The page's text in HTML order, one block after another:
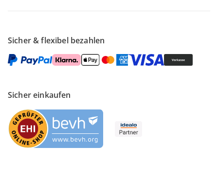
Sicher & flexibel bezahlen
Sicher einkaufen